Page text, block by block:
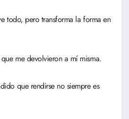
todo, pero transforma la forma en
me devolvieron a mí misma.
que rendirse no siempre es